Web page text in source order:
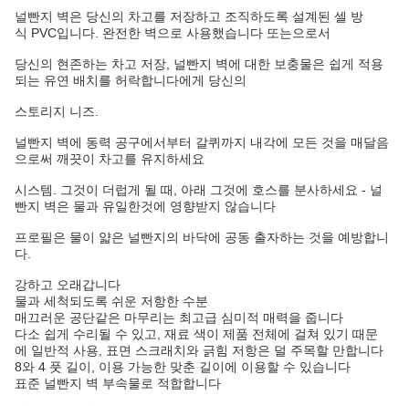
널빤지 벽은 당신의 차고를 저장하고 조직하도록 설계된 셀 방
식 PVC입니다. 완전한 벽으로 사용했습니다 또는으로서
당신의 현존하는 차고 저장, 널빤지 벽에 대한 보충물은 쉽게 적용
되는 유연 배치를 허락합니다에게 당신의
스토리지 니즈.
널빤지 벽에 동력 공구에서부터 갈퀴까지 내각에 모든 것을 매달음
으로써 깨끗이 차고를 유지하세요
시스템
. 그것이 더럽게 될 때, 아래 그것에 호스를 분사하세요 - 널
빤지 벽은 물과 유일한것에 영향받지 않습니다
프로필은 물이 얇은 널빤지의 바닥에 공동 출자하는 것을 예방합니
다.
강하고 오래갑니다
물과 세척되도록 쉬운 저항한 수분
매끄러운 공단같은 마무리는 최고급 심미적 매력을 줍니다
다소 쉽게 수리될 수 있고, 재료 색이 제품 전체에 걸쳐 있기 때문
에 일반적 사용, 표면 스크래치와 긁힘 저항은 덜 주목할 만합니다
8와 4 풋 길이, 이용 가능한 맞춘 길이에 이용할 수 있습니다
표준 널빤지 벽 부속물로 적합합니다